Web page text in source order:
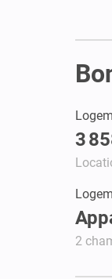
3
2